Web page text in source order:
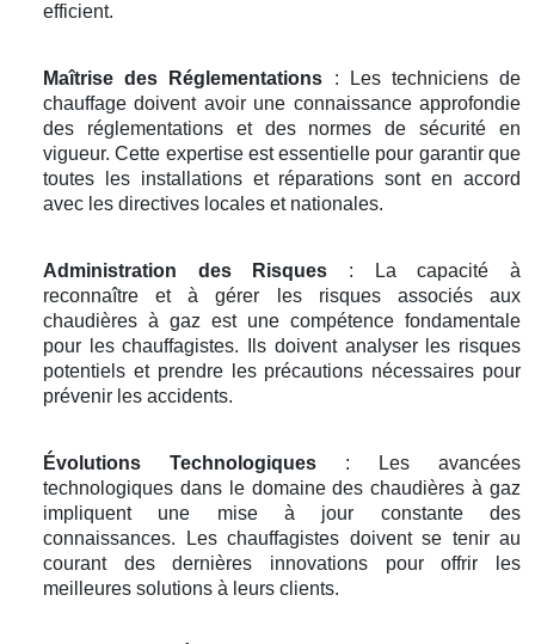
efficient.
Maîtrise des Réglementations : Les techniciens de
chauffage doivent avoir une connaissance approfondie
des réglementations et des normes de sécurité en
vigueur. Cette expertise est essentielle pour garantir que
toutes les installations et réparations sont en accord
avec les directives locales et nationales.
Administration des Risques : La capacité à
reconnaître et à gérer les risques associés aux
chaudières à gaz est une compétence fondamentale
pour les chauffagistes. Ils doivent analyser les risques
potentiels et prendre les précautions nécessaires pour
prévenir les accidents.
Évolutions Technologiques : Les avancées
technologiques dans le domaine des chaudières à gaz
impliquent une mise à jour constante des
connaissances. Les chauffagistes doivent se tenir au
courant des dernières innovations pour offrir les
meilleures solutions à leurs clients.